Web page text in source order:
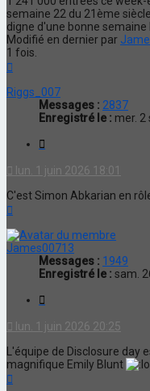
semaine 22 du 21ème
digne d'une bonne
Modifié en dernier par
1 fois.
Riggs_007
Messages : 2837
Enregistré le : mer. 2
lun. 1 juin 2026 18:01
C'est Simon Abkarian en
James00713
Messages : 1949
Enregistré le : sam.
lun. 1 juin 2026 20:25
L'équipe de Disclosure day
magnifique Emily Blunt